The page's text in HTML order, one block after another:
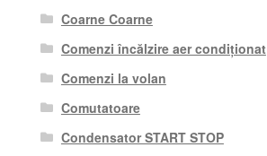
Coarne Coarne
Comenzi încălzire aer condiționat
Comenzi la volan
Comutatoare
Condensator START STOP